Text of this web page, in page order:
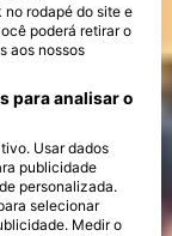
rodapé do site e
poderá retirar o
aos nossos
para analisar o
Usar dados
publicidade
personalizada.
selecionar
Medir o